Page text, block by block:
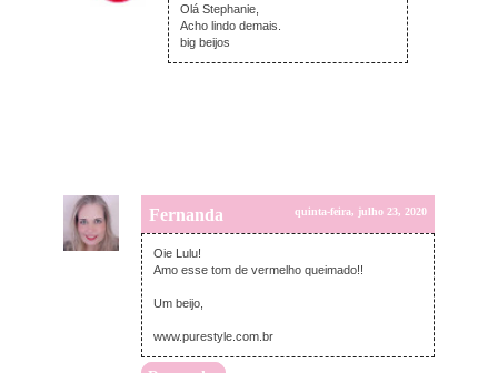
Olá Stephanie,
Acho lindo demais.
big beijos
Fernanda quinta-feira, julho 23, 2020
Oie Lulu!
Amo esse tom de vermelho queimado!!
Um beijo,
www.purestyle.com.br